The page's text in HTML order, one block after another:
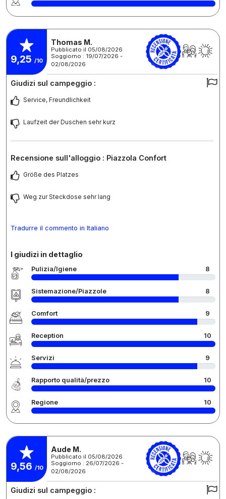
9,25 /10
Thomas M.
Pubblicato il 05/08/2026
Soggiorno : 19/07/2026 -
02/08/2026
Giudizi sul campeggio :
Service, Freundlichkeit
Laufzeit der Duschen sehr kurz
Recensione sull'alloggio : Piazzola Confort
Größe des Platzes
Weg zur Steckdose sehr lang
Tradurre il commento in Italiano
I giudizi in dettaglio
Pulizia/Igiene 8
Sistemazione/Piazzole 8
Comfort 9
Reception 10
Servizi 9
Rapporto qualità/prezzo 10
Regione 10
9,56 /10
Aude M.
Pubblicato il 05/08/2026
Soggiorno : 26/07/2026 -
02/08/2026
Giudizi sul campeggio :